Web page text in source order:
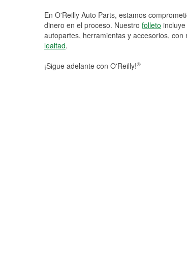
En O'Reilly Auto Parts, estamos
dinero en el proceso. Nuestro folleto
autopartes, herramientas y accesorios, con
lealtad.
¡Sigue adelante con O'Reilly!®